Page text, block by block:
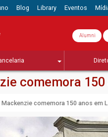
Blog Library Eventos
Alumni
comemora 150
comemora 150 anos em